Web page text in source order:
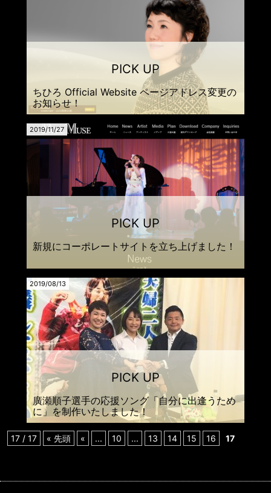
ちひろ Official Website ページアドレス変更の
お知らせ！
新規にコーポレートサイトを立ち上げました！
2019/11/27
廣瀬順子選手の応援ソング「自分に出逢うため
に」を制作いたしました！
2019/08/13
17 / 17 « 先頭 « ... 10 ... 13 14 15 16 17